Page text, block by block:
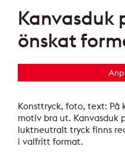
Kanvasduk
önskat
Konsttryck, foto, text: På
motiv bra ut. Kanvasduk
luktneutralt tryck finns
i valfritt format.